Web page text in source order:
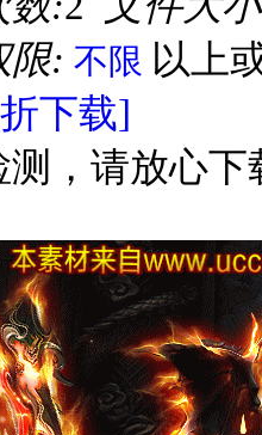
限: 不限 以上
下载]
测，请放心下